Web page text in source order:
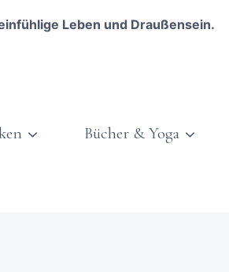
Leben und Draußensein.
Bücher & Yoga